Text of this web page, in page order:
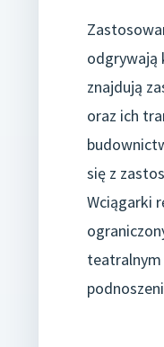
odgrywają
znajdują
oraz ich
się z
Wciągarki
teatralnym